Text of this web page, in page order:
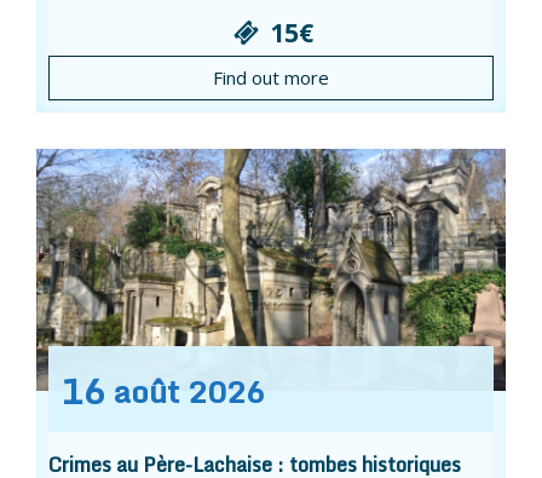
15€
Find out more
16 août 2026
Crimes au Père-Lachaise : tombes historiques